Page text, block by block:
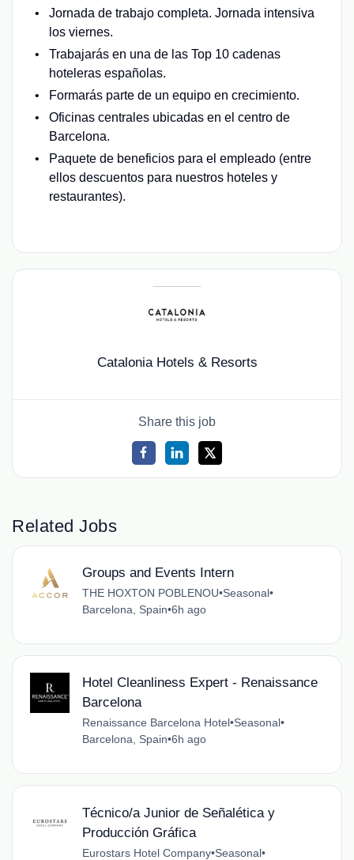
Jornada de trabajo completa. Jornada intensiva
los viernes.
Trabajarás en una de las Top 10 cadenas
hoteleras españolas.
Formarás parte de un equipo en crecimiento.
Oficinas centrales ubicadas en el centro de
Barcelona.
Paquete de beneficios para el empleado (entre
ellos descuentos para nuestros hoteles y
restaurantes).
Catalonia Hotels & Resorts
Share this job
Related Jobs
Groups and Events Intern
THE HOXTON POBLENOU•Seasonal•
Barcelona, Spain•6h ago
Hotel Cleanliness Expert - Renaissance
Barcelona
Renaissance Barcelona Hotel•Seasonal•
Barcelona, Spain•6h ago
Técnico/a Junior de Señalética y
Producción Gráfica
Eurostars Hotel Company•Seasonal•